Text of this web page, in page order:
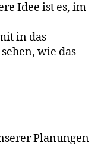
Idee ist es, im
in das
wie das
Planungen